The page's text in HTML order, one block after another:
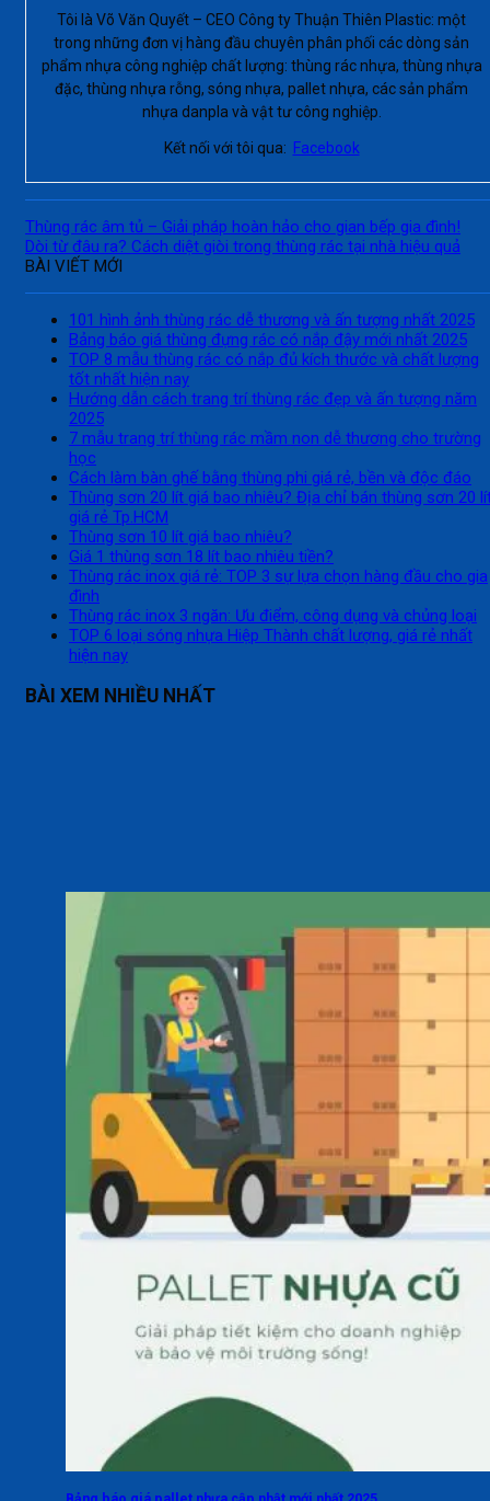
Tôi là Võ Văn Quyết – CEO Công ty Thuận Thiên Plastic: một
trong những đơn vị hàng đầu chuyên phân phối các dòng sản
phẩm nhựa công nghiệp chất lượng: thùng rác nhựa, thùng nhựa
đặc, thùng nhựa rỗng, sóng nhựa, pallet nhựa, các sản phẩm
nhựa danpla và vật tư công nghiệp.
Kết nối với tôi qua: Facebook
Thùng rác âm tủ – Giải pháp hoàn hảo cho gian bếp gia đình!
Dòi từ đâu ra? Cách diệt giòi trong thùng rác tại nhà hiệu quả
BÀI VIẾT MỚI
101 hình ảnh thùng rác dễ thương và ấn tượng nhất 2025
Bảng báo giá thùng đựng rác có nắp đậy mới nhất 2025
TOP 8 mẫu thùng rác có nắp đủ kích thước và chất lượng
tốt nhất hiện nay
Hướng dẫn cách trang trí thùng rác đẹp và ấn tượng năm
2025
7 mẫu trang trí thùng rác mầm non dễ thương cho trường
học
Cách làm bàn ghế bằng thùng phi giá rẻ, bền và độc đáo
Thùng sơn 20 lít giá bao nhiêu? Địa chỉ bán thùng sơn 20
giá rẻ Tp.HCM
Thùng sơn 10 lít giá bao nhiêu?
Giá 1 thùng sơn 18 lít bao nhiêu tiền?
Thùng rác inox giá rẻ: TOP 3 sự lựa chọn hàng đầu cho gia
đình
Thùng rác inox 3 ngăn: Ưu điểm, công dụng và chủng loại
TOP 6 loại sóng nhựa Hiệp Thành chất lượng, giá rẻ nhất
hiện nay
BÀI XEM NHIỀU NHẤT